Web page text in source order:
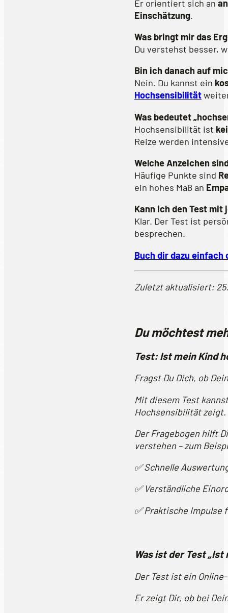
Er orientiert sich an
Einschätzung.
Was bringt mir das
Du verstehst besser,
Bin ich danach auf
Nein. Du kannst ein
Hochsensibilität
Was bedeutet
Hochsensibilität ist
Reize werden
Welche Anzeichen
Häufige Punkte sind
ein hohes Maß an
Kann ich den Test mit
Klar. Der Test ist
besprechen.
Buch dir dazu
Zuletzt aktualisiert:
Du möchtest
Test: Ist mein Kind
Fragst Du Dich, ob
Mit diesem Test
Hochsensibilität zeigt.
Der Fragebogen hilft
verstehen – zum
✅ Schnelle
✅ Verständliche
✅ Praktische Impulse
Was ist der Test
Der Test ist ein
Er zeigt Dir, ob bei